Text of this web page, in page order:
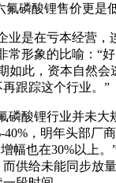
磷酸锂售价更是
业是在亏本经营，
常形象的比喻：“好
如此，资本自然
跟踪这个行业。”
磷酸锂行业并未大
，明年头部厂
幅也在30%以上
供给未能同步放